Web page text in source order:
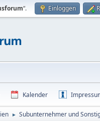
“. Einloggen
Kalender
► Subunternehmer und